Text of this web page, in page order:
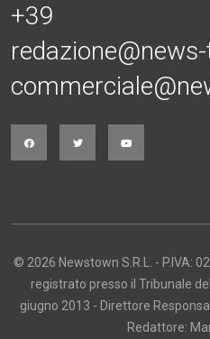
+39
© 2026 Newstown S.R.L. - P.IVA:
registrato presso il Tribunale
giugno 2013 - Direttore
Redattore: